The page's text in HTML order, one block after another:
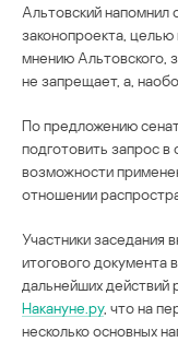
Альтовский напомнил
законопроекта,
мнению Альтовского,
не запрещает, а,
По предложению
подготовить запрос
возможности
отношении
Участники заседания
итогового документа
дальнейших действий
Накануне.ру, что на
несколько основных